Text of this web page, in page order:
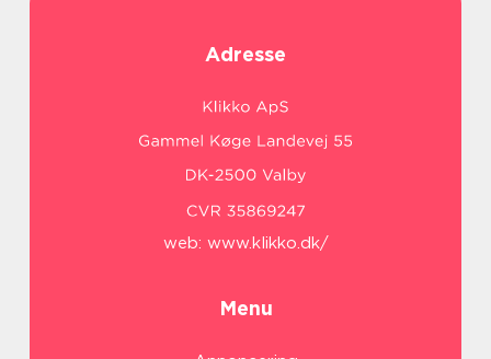
Adresse
web: www.klikko.dk/
Menu